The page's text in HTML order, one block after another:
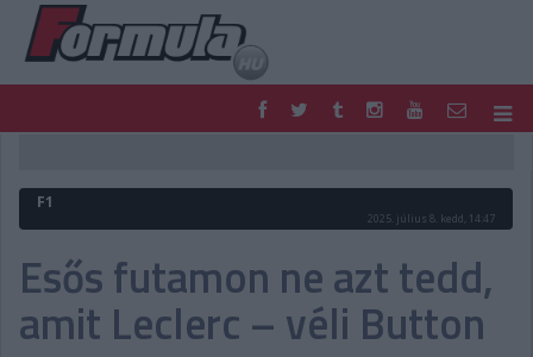
FORMULA
MOTOR
PODCAST
SHOP
TIPPJÁTÉK
DIGITÁLIS MAGAZIN
PONTÁLLÁSOK
F1
2025. július 8. kedd, 14:47
Esős futamon ne azt tedd,
amit Leclerc – véli Button